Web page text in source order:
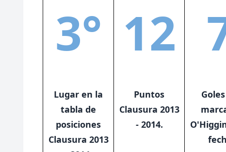
3°
Lugar en la
tabla de
posiciones
Clausura 2013
12
Puntos
Clausura 2013
- 2014.